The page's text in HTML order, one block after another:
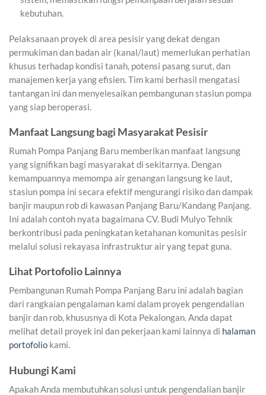
kebutuhan.
Pelaksanaan proyek di area pesisir yang dekat dengan
permukiman dan badan air (kanal/laut) memerlukan perhatian
khusus terhadap kondisi tanah, potensi pasang surut, dan
manajemen kerja yang efisien. Tim kami berhasil mengatasi
tantangan ini dan menyelesaikan pembangunan stasiun pompa
yang siap beroperasi.
Manfaat Langsung bagi Masyarakat Pesisir
Rumah Pompa Panjang Baru memberikan manfaat langsung
yang signifikan bagi masyarakat di sekitarnya. Dengan
kemampuannya memompa air genangan langsung ke laut,
stasiun pompa ini secara efektif mengurangi risiko dan dampak
banjir maupun rob di kawasan Panjang Baru/Kandang Panjang.
Ini adalah contoh nyata bagaimana CV. Budi Mulyo Tehnik
berkontribusi pada peningkatan ketahanan komunitas pesisir
melalui solusi rekayasa infrastruktur air yang tepat guna.
Lihat Portofolio Lainnya
Pembangunan Rumah Pompa Panjang Baru ini adalah bagian
dari rangkaian pengalaman kami dalam proyek pengendalian
banjir dan rob, khususnya di Kota Pekalongan. Anda dapat
melihat detail proyek ini dan pekerjaan kami lainnya di halaman
portofolio kami.
Hubungi Kami
Apakah Anda membutuhkan solusi untuk pengendalian banjir